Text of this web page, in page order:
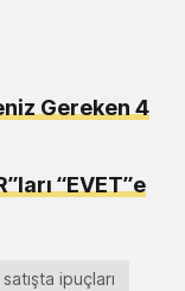
Gereken 4
“EVET”e
ipuçları